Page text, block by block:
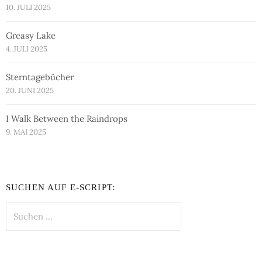
10. JULI 2025
Greasy Lake
4. JULI 2025
Sterntagebücher
20. JUNI 2025
I Walk Between the Raindrops
9. MAI 2025
SUCHEN AUF E-SCRIPT:
nach: